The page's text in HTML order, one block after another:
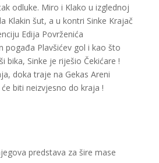
odluke. Miro i Klako u izglednoj
Klakin šut, a u kontri Sinke Krajač
Edija Povrženića
pogađa Plavšićev gol i kao što
bika, Sinke je riješio Čekićare !
doka traje na Gekas Areni
će biti neizvjesno do kraja !
predstava za šire mase